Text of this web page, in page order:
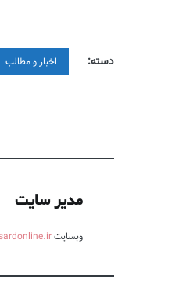
دسته: اخبار و مطالب
مدیر سایت
وبسایت